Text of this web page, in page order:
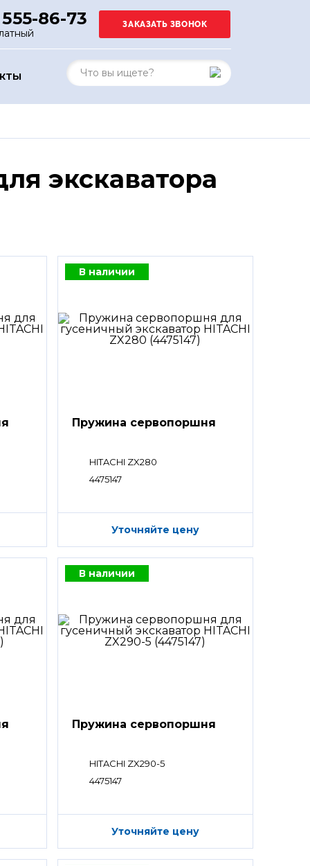
86-73
экскаватора
В наличии
Пружина сервопоршня
HITACHI ZX280
4475147
Уточняйте цену
В наличии
Пружина сервопоршня
HITACHI ZX290-5
4475147
Уточняйте цену